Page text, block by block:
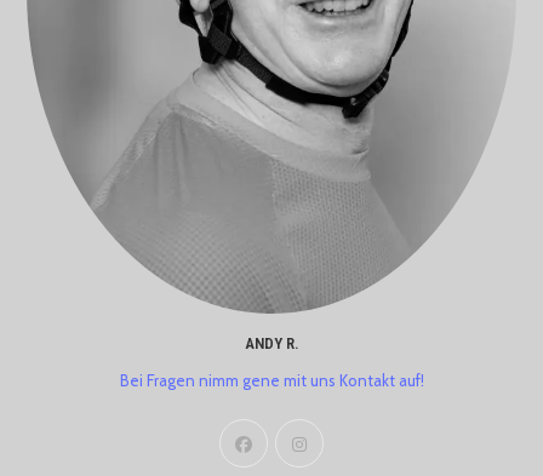
ANDY R.
Bei Fragen nimm gene mit uns Kontakt auf!